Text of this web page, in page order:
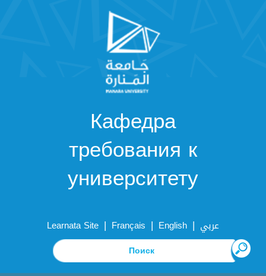
Кафедра
требования к
университету
Learnata Site | Français | English | عربي